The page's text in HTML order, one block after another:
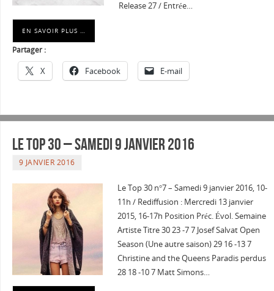
Release 27 / Entrée…
EN SAVOIR PLUS …
Partager :
X Facebook E-mail
Le Top 30 – Samedi 9 janvier 2016
9 JANVIER 2016
Le Top 30 n°7 – Samedi 9 janvier 2016, 10-
11h / Rediffusion : Mercredi 13 janvier
2015, 16-17h Position Préc. Évol. Semaine
Artiste Titre 30 23 -7 7 Josef Salvat Open
Season (Une autre saison) 29 16 -13 7
Christine and the Queens Paradis perdus
28 18 -10 7 Matt Simons…